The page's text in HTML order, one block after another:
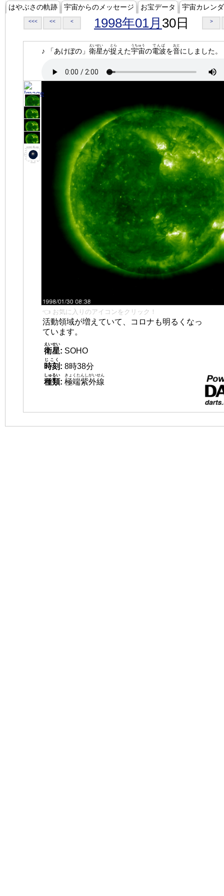
はやぶさの軌跡 宇宙からのメッセージ お宝データ 宇宙カレン
<<< << < 1998年01月 30日 >
♪ 「あけぼの」 衛星
えいせい
が捉
とら
えた宇宙
うちゅう
の電波
でんぱ
を音
おと
にしました。
👈 お気に入りのアイコンをクリック！
活動領域が増えていて、コロナも明るくなっ
ています。
衛星
えいせい
: SOHO
時刻
じこく
: 8時38分
種類
しゅるい
: 極端紫外線
きょくたんしがいせん